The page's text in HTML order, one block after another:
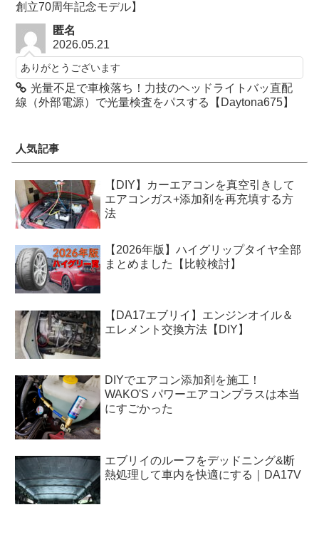
創立70周年記念モデル】
匿名
2026.05.21
ありがとうございます
光量不足で車検落ち！力技のヘッドライトバッ直配
線（外部電源）で光量検査をパスする【Daytona675】
人気記事
【DIY】カーエアコンを真空引きして
エアコンガス+添加剤を再充填する方
法
【2026年版】ハイグリップタイヤ全部
まとめました【比較検討】
【DA17エブリイ】エンジンオイル＆
エレメント交換方法【DIY】
DIYでエアコン添加剤を施工！
WAKO'S パワーエアコンプラスは本当
にすごかった
エブリイのルーフをデッドニング&断
熱処理して車内を快適にする｜DA17V